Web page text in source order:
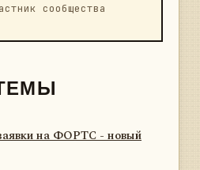
сообщества
на ФОРТС - новый